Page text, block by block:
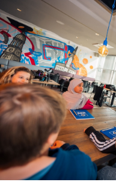
Zum
Haupt-
Inhalt
springen